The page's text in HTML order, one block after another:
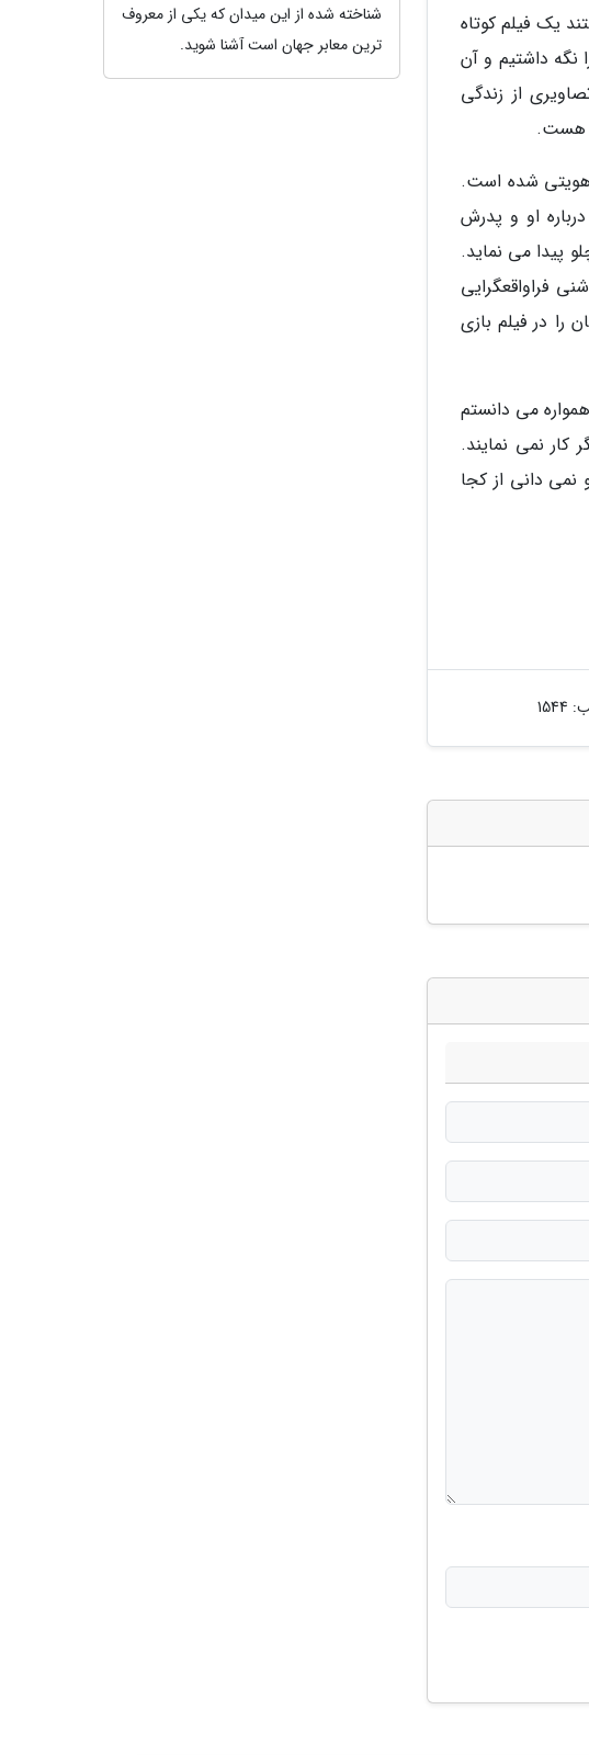
یک فیلم کوتاه
نگه داشتیم و آن
از زندگی
هست.
هویتی شده است.
او و پدرش
پیدا می نماید.
فراواقعگرایی
را در فیلم بازی
می دانستم
کار نمی نمایند.
نمی دانی از کجا
شناخته شده از این میدان که یکی از معروف
ترین معابر جهان است آشنا شوید.